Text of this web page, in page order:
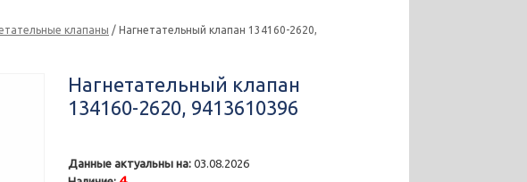
клапаны / Нагнетательный клапан 134160-2620,
Нагнетательный клапан
134160-2620, 9413610396
Данные актуальны на: 03.08.2026